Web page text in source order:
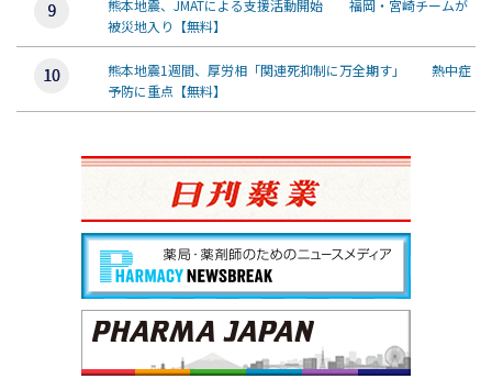
熊本地震、JMATによる支援活動開始 福岡・宮崎チームが
被災地入り【無料】
熊本地震1週間、厚労相「関連死抑制に万全期す」 熱中症
予防に重点【無料】